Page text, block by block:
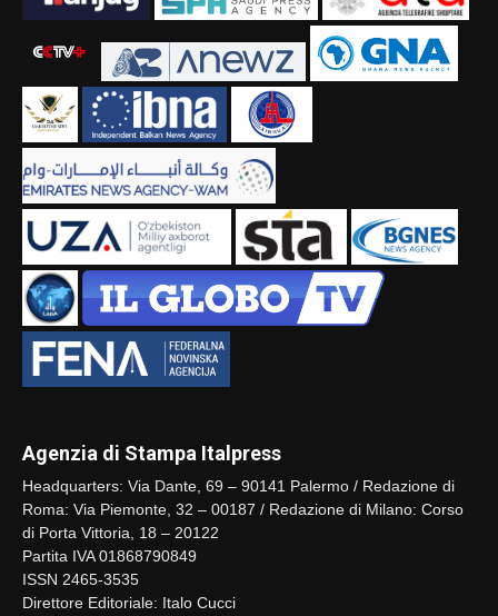
Agenzia di Stampa Italpress
Headquarters: Via Dante, 69 – 90141 Palermo / Redazione di
Roma: Via Piemonte, 32 – 00187 / Redazione di Milano: Corso
di Porta Vittoria, 18 – 20122
Partita IVA 01868790849
ISSN 2465-3535
Direttore Editoriale: Italo Cucci